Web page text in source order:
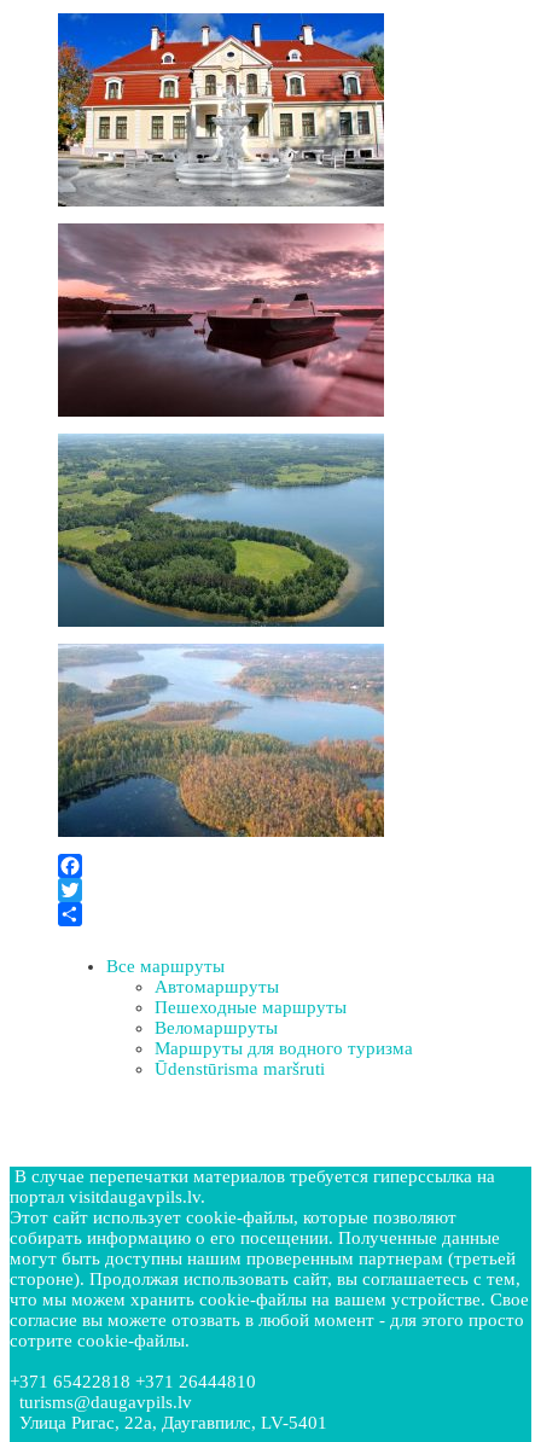
Facebook
Twitter
Все маршруты
Автомаршруты
Пешеходные маршруты
Веломаршруты
Маршруты для водного туризма
Ūdenstūrisma maršruti
В случае перепечатки материалов требуется гиперссылка на
портал visitdaugavpils.lv.
Этот сайт использует cookie-файлы, которые позволяют
собирать информацию о его посещении. Полученные данные
могут быть доступны нашим проверенным партнерам (третьей
стороне). Продолжая использовать сайт, вы соглашаетесь с тем,
что мы можем хранить cookie-файлы на вашем устройстве. Свое
согласие вы можете отозвать в любой момент - для этого просто
сотрите cookie-файлы.
+371 65422818 +371 26444810
turisms@daugavpils.lv
Улица Ригас, 22a, Даугавпилс, LV-5401